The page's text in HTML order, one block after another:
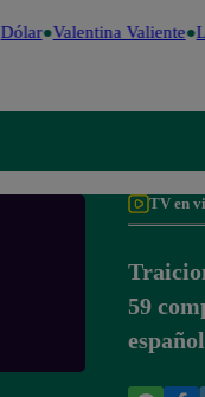
Valentina Valiente
TV en
59